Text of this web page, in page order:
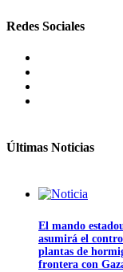
Redes Sociales
Últimas Noticias
El mando
asumirá el
plantas de
frontera con